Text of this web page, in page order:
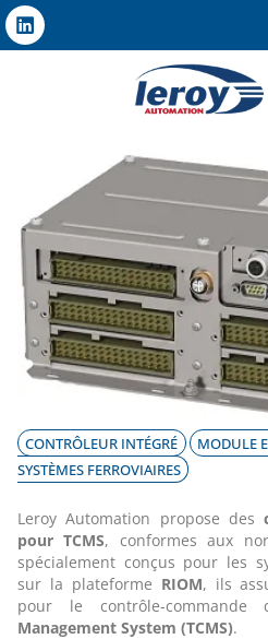
CONTRÔLEUR INTÉGRÉ MODULE
SYSTÈMES FERROVIAIRES
Leroy Automation propose des
pour TCMS, conformes aux
spécialement conçus pour les
sur la plateforme RIOM, ils
pour le contrôle-commande
Management System (TCMS).